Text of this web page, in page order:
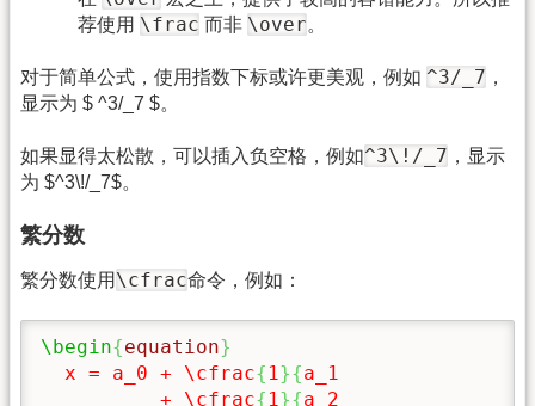
荐使用 \frac 而非 \over。
对于简单公式，使用指数下标或许更美观，例如 ^3/_7 ，
显示为 $ ^3/_7 $。
如果显得太松散，可以插入负空格，例如^3\!/_7 ，显示
为 $^3\!/_7$。
繁分数
繁分数使用 \cfrac命令，例如：
\begin{equation}
  x = a_0 +
\cfrac{ 1}{a_1
          +
\cfrac{ 1}{a_2